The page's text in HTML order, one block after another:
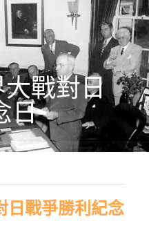
戰對日
日
日戰爭勝利紀念